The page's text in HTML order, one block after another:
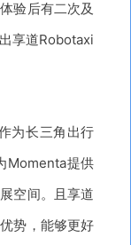
验后有二次及
享道Robotaxi
为长三角出行
Momenta提供
空间。且享道
势，能够更好